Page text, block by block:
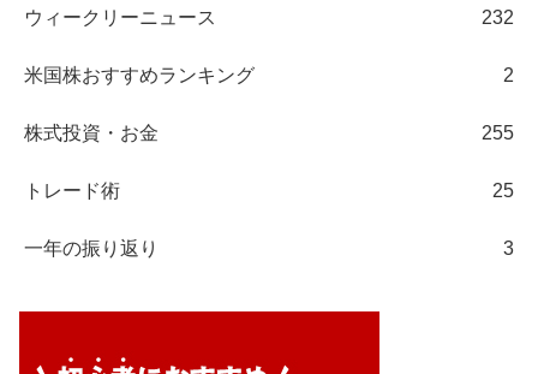
ウィークリーニュース 232
米国株おすすめランキング 2
株式投資・お金 255
トレード術 25
一年の振り返り 3